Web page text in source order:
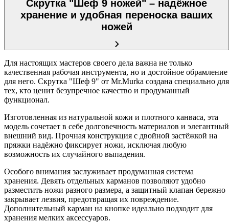
Скрутка "Шеф 9 ножей" – надёжное
хранение и удобная переноска ваших
ножей
Для настоящих мастеров своего дела важна не только
качественная рабочая инструмента, но и достойное обрамление
для него. Скрутка "Шеф 9" от Mr.Murka создана специально для
тех, кто ценит безупречное качество и продуманный
функционал.
Изготовленная из натуральной кожи и плотного канваса, эта
модель сочетает в себе долговечность материалов и элегантный
внешний вид. Прочная конструкция с двойной застёжкой на
пряжки надёжно фиксирует ножи, исключая любую
возможность их случайного выпадения.
Особого внимания заслуживает продуманная система
хранения. Девять отдельных карманов позволяют удобно
разместить ножи разного размера, а защитный клапан бережно
закрывает лезвия, предотвращая их повреждение.
Дополнительный карман на кнопке идеально подходит для
хранения мелких аксессуаров.